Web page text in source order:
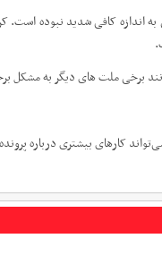
اندازه کافی شدید نبوده
برخی ملت های دیگر به مشکل
کارهای بیشتری درباره